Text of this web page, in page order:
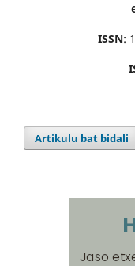
ISSN:
Artikulu bat bidali